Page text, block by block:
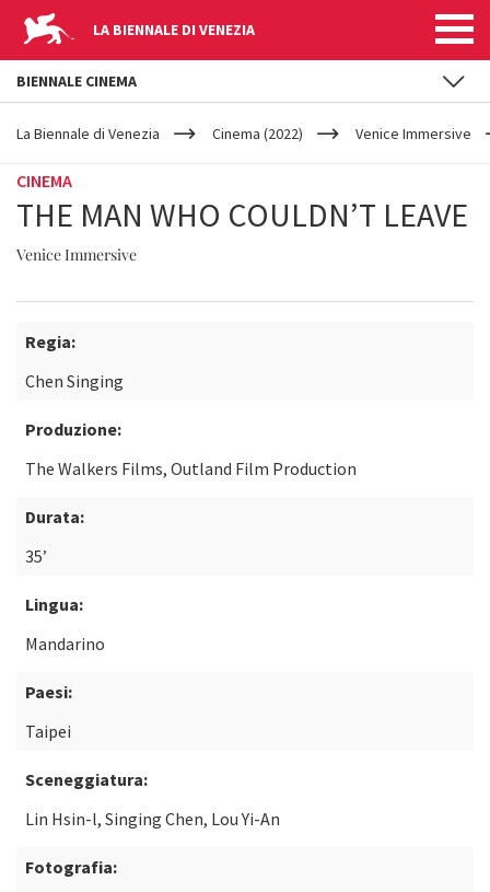
LA BIENNALE DI VENEZIA
YOUR
ARE
La Biennale di Venezia Cinema (2022) Venice Immersive
CINEMA
THE MAN WHO COULDN’T LEAVE
Venice Immersive
Regia:
Chen Singing
Produzione:
The Walkers Films, Outland Film Production
Durata:
35’
Lingua:
Mandarino
Paesi:
Taipei
Sceneggiatura:
Lin Hsin-l, Singing Chen, Lou Yi-An
Fotografia:
BIENNALE CINEMA